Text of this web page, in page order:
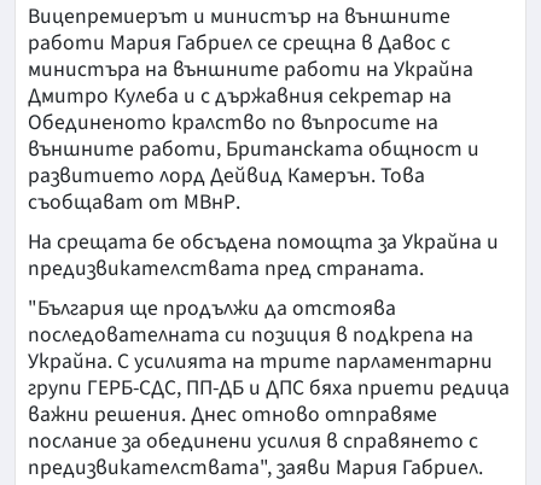
Вицепремиерът и министър на външните
работи Мария Габриел се срещна в Давос с
министъра на външните работи на Украйна
Дмитро Кулеба и с държавния секретар на
Обединеното кралство по въпросите на
външните работи, Британската общност и
развитието лорд Дейвид Камерън. Това
съобщават от МВнР.
На срещата бе обсъдена помощта за Украйна и
предизвикателствата пред страната.
"България ще продължи да отстоява
последователната си позиция в подкрепа на
Украйна. С усилията на трите парламентарни
групи ГЕРБ-СДС, ПП-ДБ и ДПС бяха приети редица
важни решения. Днес отново отправяме
послание за обединени усилия в справянето с
предизвикателствата", заяви Мария Габриел.